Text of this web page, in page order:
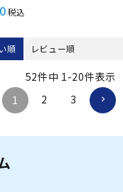
フリーダイビン
ダイビング 素潜り フィ
税込
順 レビュー順
52件中 1 -20件表示
1
2 3